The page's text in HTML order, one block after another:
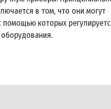
в том, что они могут
помощью которых